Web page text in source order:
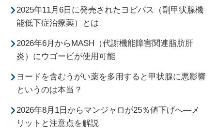
2025年11月6日に発売されたヨビパス（副甲状腺機
能低下症治療薬）とは
2026年6月からMASH（代謝機能障害関連脂肪肝
炎）にウゴービが使用可能
ヨードを含むうがい薬を多用すると甲状腺に悪影響
というのは本当？
2026年8月1日からマンジャロが25％値下げへ―メ
リットと注意点を解説